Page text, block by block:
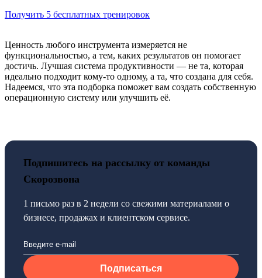
Получить 5 бесплатных тренировок
Ценность любого инструмента измеряется не
функциональностью, а тем, каких результатов он помогает
достичь. Лучшая система продуктивности — не та, которая
идеально подходит кому-то одному, а та, что создана для себя.
Надеемся, что эта подборка поможет вам создать собственную
операционную систему или улучшить её.
Подпишитесь на рассылку от команды
Скорозвона
1 письмо раз в 2 недели со свежими материалами о
бизнесе, продажах и клиентском сервисе.
Подписаться